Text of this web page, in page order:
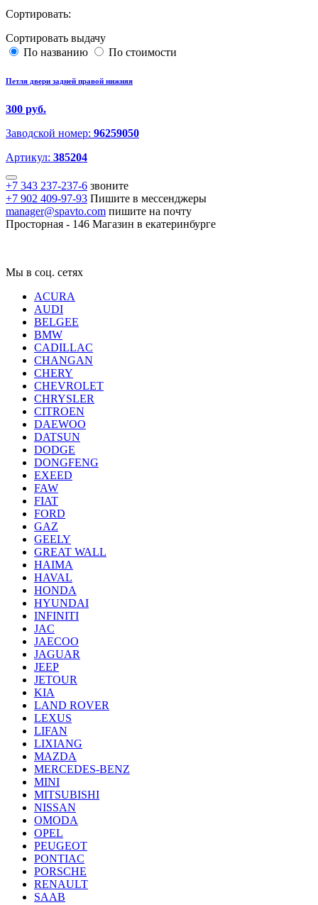
Сортировать:
Сортировать выдачу
По названию
По стоимости
Петля двери задней правой нижняя
300 руб.
Заводской номер: 96259050
Артикул: 385204
+7 343 237-237-6 звоните
+7 902 409-97-93 Пишите в мессенджеры
manager@spavto.com пишите на почту
Просторная - 146 Магазин в екатеринбурге
Мы в соц. сетях
ACURA
AUDI
BELGEE
BMW
CADILLAC
CHANGAN
CHERY
CHEVROLET
CHRYSLER
CITROEN
DAEWOO
DATSUN
DODGE
DONGFENG
EXEED
FAW
FIAT
FORD
GAZ
GEELY
GREAT WALL
HAIMA
HAVAL
HONDA
HYUNDAI
INFINITI
JAC
JAECOO
JAGUAR
JEEP
JETOUR
KIA
LAND ROVER
LEXUS
LIFAN
LIXIANG
MAZDA
MERCEDES-BENZ
MINI
MITSUBISHI
NISSAN
OMODA
OPEL
PEUGEOT
PONTIAC
PORSCHE
RENAULT
SAAB